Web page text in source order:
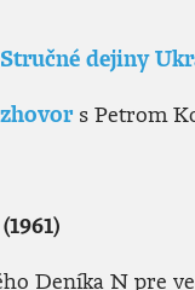
Stručné dejiny
s Petrom
Deníka N pre